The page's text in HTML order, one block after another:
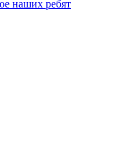
наших ребят